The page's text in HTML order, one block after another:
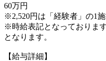
60万円
※2,520円は「経験者」の1
※時給表記となっておりま
となります。
【給与詳細】